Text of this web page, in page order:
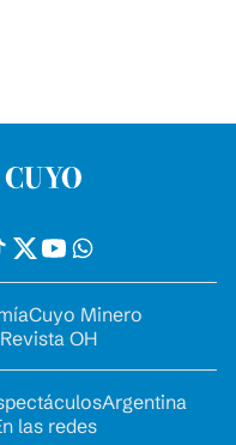
Cuyo Minero
Revista OH
Argentina
las redes